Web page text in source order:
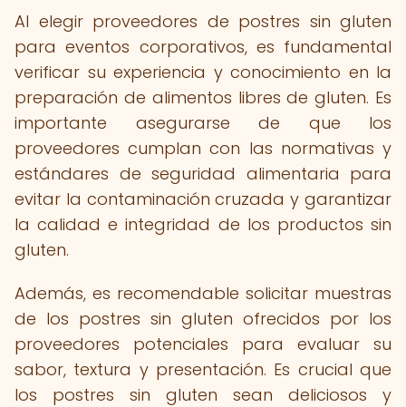
Al elegir proveedores de postres sin gluten
para eventos corporativos, es fundamental
verificar su experiencia y conocimiento en la
preparación de alimentos libres de gluten. Es
importante asegurarse de que los
proveedores cumplan con las normativas y
estándares de seguridad alimentaria para
evitar la contaminación cruzada y garantizar
la calidad e integridad de los productos sin
gluten.
Además, es recomendable solicitar muestras
de los postres sin gluten ofrecidos por los
proveedores potenciales para evaluar su
sabor, textura y presentación. Es crucial que
los postres sin gluten sean deliciosos y